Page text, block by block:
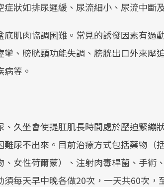
狀如排尿遲緩、尿流細小、尿流中斷
肌肉協調困難。常見的誘發因素有過
、膀胱頸功能失調、膀胱出口外來壓
等。
久坐會使提肛肌長時間處於壓迫緊繃
尿不出來。目前治療方式包括藥物（
女性荷爾蒙）、注射肉毒桿菌、手術
每天早中晚各做20次，一天共60次，
前往專
前往專
前往專